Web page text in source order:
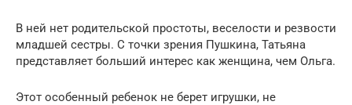
В ней нет родительской простоты, веселости и резвости
младшей сестры. С точки зрения Пушкина, Татьяна
представляет больший интерес как женщина, чем Ольга.
Этот особенный ребенок не берет игрушки, не